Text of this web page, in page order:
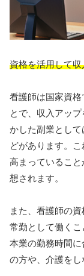
資格を活用して収
看護師は国家資
とで、収入アッ
かした副業とし
どがあります。
高まっているこ
想されます。
また、看護師の
常勤として働くこ
本業の勤務時間
の方や、介護をし